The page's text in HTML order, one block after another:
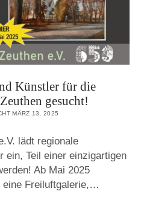
Künstler für die
gesucht!
MÄRZ 13, 2025
lädt regionale
ein, Teil einer einzigartigen
Ab Mai 2025
eine Freiluftgalerie,…